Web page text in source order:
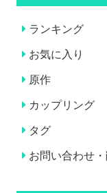
ランキング
お気に入り
原作
カップリング
タグ
お問い合わせ